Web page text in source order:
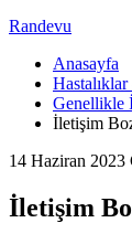
Randevu
Anasayfa
Hastalıklar
Genellikle
İletişim
14 Haziran 2023
İletişim